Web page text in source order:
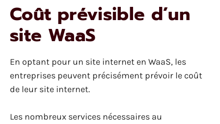
Coût prévisible d’un
site WaaS
En optant pour un site internet en WaaS, les
entreprises peuvent précisément prévoir le coût
de leur site internet.
Les nombreux services nécessaires au